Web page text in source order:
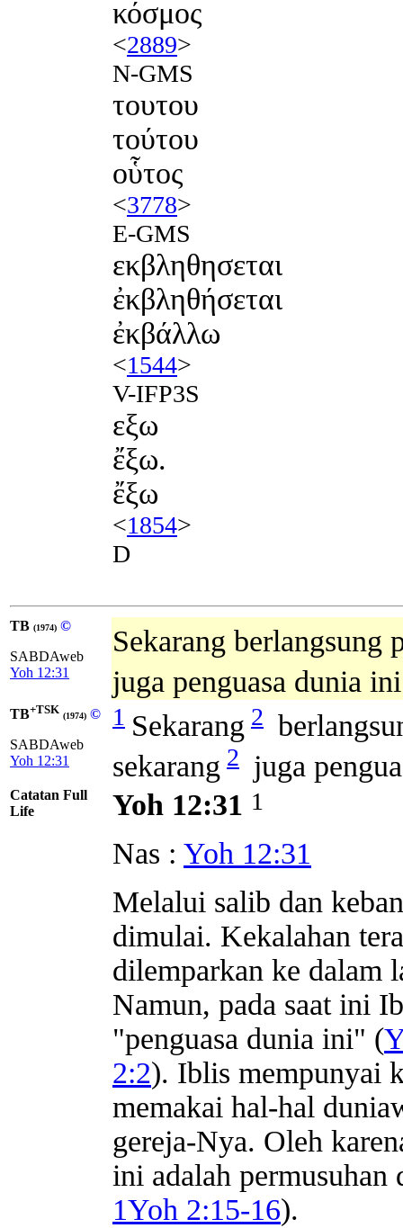
κόσμος
<2889>
N-GMS
τουτου
τούτου
οὗτος
<3778>
E-GMS
εκβληθησεται
ἐκβληθήσεται
ἐκβάλλω
<1544>
V-IFP3S
εξω
ἔξω.
ἔξω
<1854>
D
TB (1974) ©
SABDAweb
Yoh 12:31
Sekarang berlangsung
juga penguasa dunia ini
TB+TSK (1974) ©
SABDAweb
Yoh 12:31
1 Sekarang 2
sekarang 2 juga
Catatan Full
Life
Yoh 12:31 1
Nas : Yoh 12:31
Melalui salib dan
dimulai. Kekalahan
dilemparkan ke dalam
Namun, pada saat ini
"penguasa dunia ini" (
2:2). Iblis mempunyai
memakai hal-hal
gereja-Nya. Oleh
ini adalah
1Yoh 2:15-16).